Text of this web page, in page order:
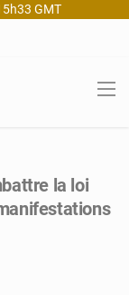
GMT
la loi